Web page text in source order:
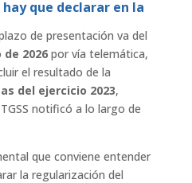
que declarar en la
de presentación va del
2026por vía telemática,
el resultado de la
del ejercicio 2023,
notificó a lo largo de
que conviene entender
la regularización del